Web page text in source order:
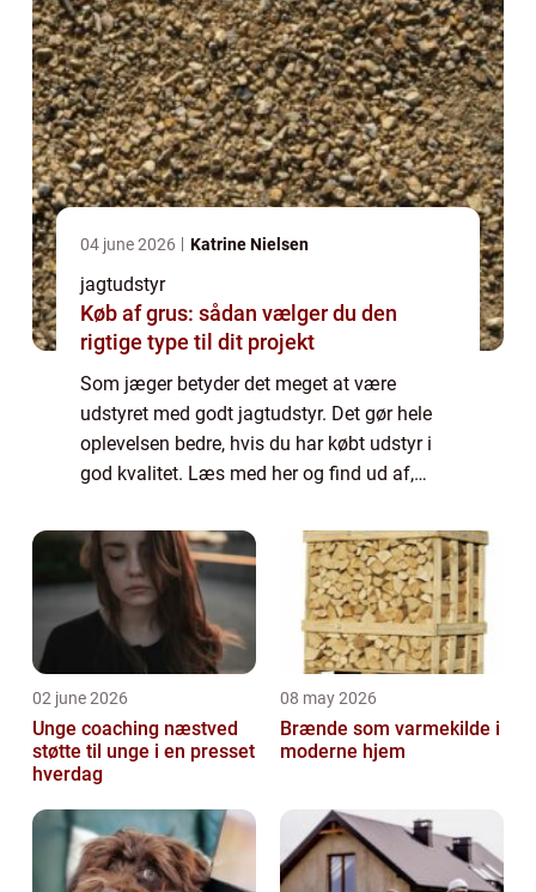
04 june 2026 Katrine Nielsen
jagtudstyr
Køb af grus: sådan vælger du den
rigtige type til dit projekt
Som jæger betyder det meget at være
udstyret med godt jagtudstyr. Det gør hele
oplevelsen bedre, hvis du har købt udstyr i
god kvalitet. Læs med her og find ud af,
gode jagtuds...
02 june 2026
Unge coaching næstved
støtte til unge i en presset
hverdag
08 may 2026
Brænde som varmekilde i
moderne hjem